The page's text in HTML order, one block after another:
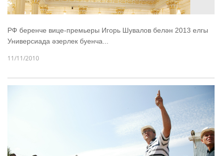
РФ беренче вице-премьеры Игорь Шувалов белән 2013 елгы
Универсиада әзерлек буенча...
11/11/2010